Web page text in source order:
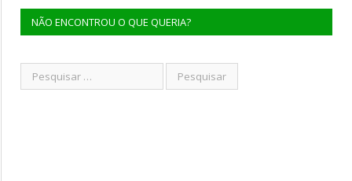
NÃO ENCONTROU O QUE QUERIA?